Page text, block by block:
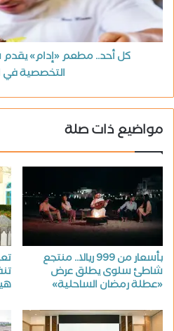
كل أحد.. مطعم «إدام»
التخصصية
مواضيع ذات صلة
بأسعار من 999 ريالا.. منتجع
شاطئ سلوى يطلق عرض
«عطلة رمضان الساحلية»